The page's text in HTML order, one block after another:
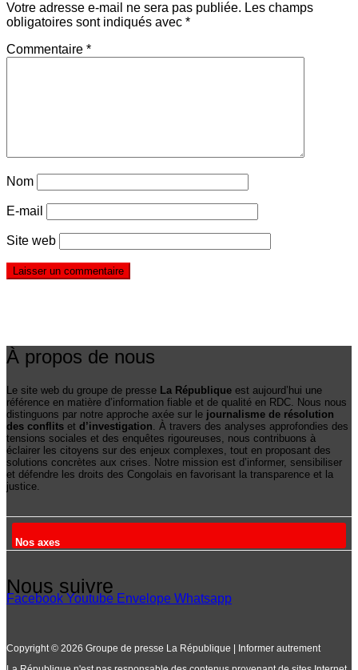
Votre adresse e-mail ne sera pas publiée. Les champs
obligatoires sont indiqués avec *
Commentaire *
Nom
E-mail
Site web
À propos de nous
Le site web du groupe de presse La République est aujourd’hui une
référence en matière d’information fiable et de qualité en RDC. Nous nous
distinguons par notre approche axée sur le journalisme de résolution
des conflits et d’investigation. À travers des analyses approfondies des
tensions sociales et des enquêtes rigoureuses, nous contribuons à
éclairer les citoyens sur des enjeux complexes, tout en proposant des
solutions concrètes aux crises. Notre mission est d’informer, sensibiliser
et défendre les droits des Congolais en favorisant la transparence et la
justice.
Nos axes
Nous suivre
Facebook Youtube Envelope Whatsapp
Copyright © 2026 Groupe de presse La République | Informer autrement